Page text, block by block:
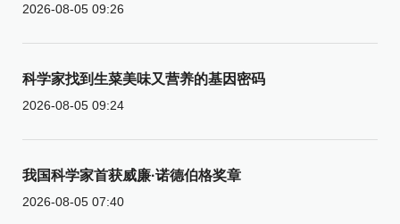
2026-08-05 09:26
科学家找到生菜美味又营养的基因密码
2026-08-05 09:24
我国科学家首获威廉·诺德伯格奖章
2026-08-05 07:40